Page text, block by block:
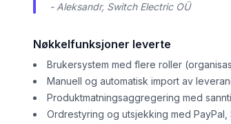
- Aleksandr, Switch Electric OÜ
Nøkkelfunksjoner leverte
Brukersystem med flere roller
Manuell og automatisk import av
Produktmatningsaggregering med
Ordrestyring og utsjekking med